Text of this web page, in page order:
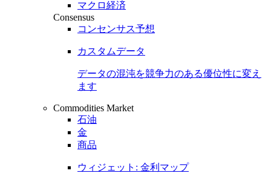
マクロ経済
Consensus
コンセンサス予想
カスタムデータ
データの混沌を競争力のある優位性に変え
ます
Commodities Market
石油
金
商品
ウィジェット: 金利マップ